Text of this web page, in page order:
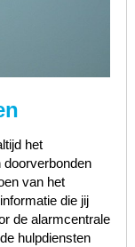
het
doorverbonden
van het
die jij
de alarmcentrale
hulpdiensten